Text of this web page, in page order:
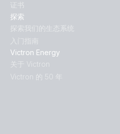
探索
探索我们的生态系统
入门指南
Victron Energy
关于 Victron
Victron 的 50 年
证书